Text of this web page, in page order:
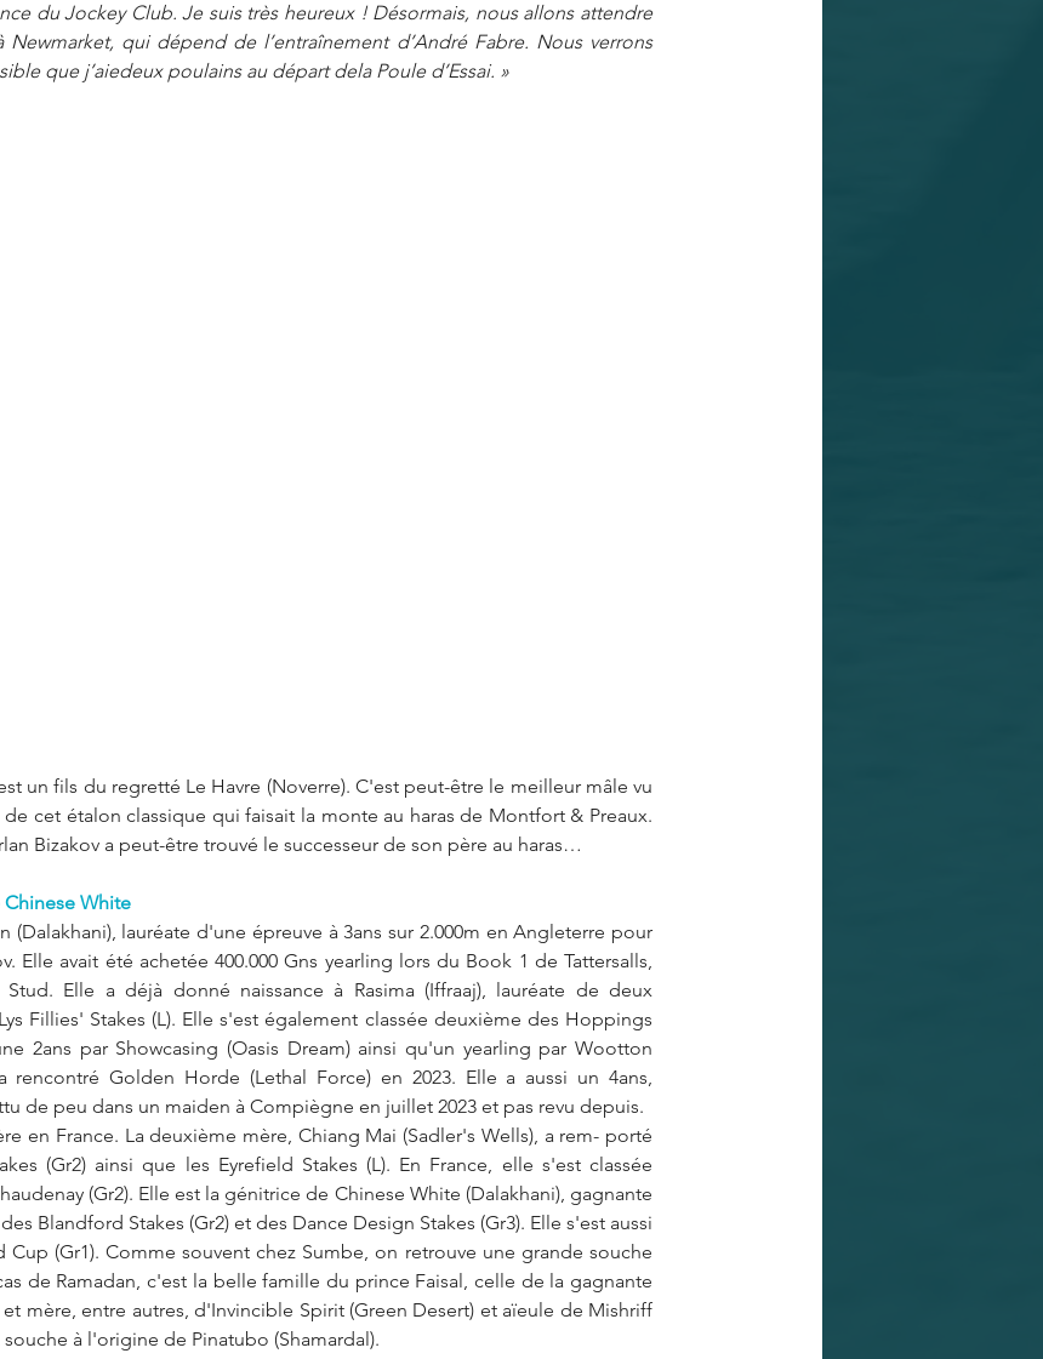
du Jockey Club. Je suis très heureux ! Désormais, nous allons attendre
qui dépend de l’entraînement d’André Fabre. Nous verrons
que j’aiedeux poulains au départ dela Poule d’Essai. »
un fils du regretté Le Havre (Noverre). C'est peut-être le meilleur mâle vu
cet étalon classique qui faisait la monte au haras de Montfort & Preaux.
Bizakov a peut-être trouvé le successeur de son père au haras…
White
(Dalakhani), lauréate d'une épreuve à 3ans sur 2.000m en Angleterre pour
Elle avait été achetée 400.000 Gns yearling lors du Book 1 de Tattersalls,
Stud. Elle a déjà donné naissance à Rasima (Iffraaj), lauréate de deux
Fillies' Stakes (L). Elle s'est également classée deuxième des Hoppings
2ans par Showcasing (Oasis Dream) ainsi qu'un yearling par Wootton
rencontré Golden Horde (Lethal Force) en 2023. Elle a aussi un 4ans,
de peu dans un maiden à Compiègne en juillet 2023 et pas revu depuis.
en France. La deuxième mère, Chiang Mai (Sadler's Wells), a rem- porté
(Gr2) ainsi que les Eyrefield Stakes (L). En France, elle s'est classée
(Gr2). Elle est la génitrice de Chinese White (Dalakhani), gagnante
Blandford Stakes (Gr2) et des Dance Design Stakes (Gr3). Elle s'est aussi
(Gr1). Comme souvent chez Sumbe, on retrouve une grande souche
de Ramadan, c'est la belle famille du prince Faisal, celle de la gagnante
et mère, entre autres, d'Invincible Spirit (Green Desert) et aïeule de Mishriff
souche à l'origine de Pinatubo (Shamardal).